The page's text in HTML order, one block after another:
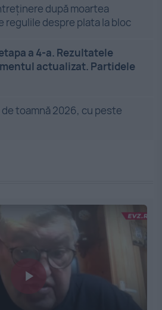
după moartea
regulile despre plata la bloc
a 4-a. Rezultatele
actualizat. Partidele
toamnă 2026, cu peste